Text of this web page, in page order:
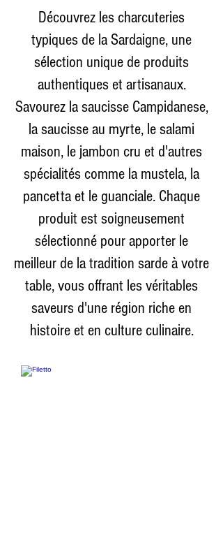
Découvrez les charcuteries
typiques de la Sardaigne, une
sélection unique de produits
authentiques et artisanaux.
Savourez la saucisse Campidanese,
la saucisse au myrte, le salami
maison, le jambon cru et d'autres
spécialités comme la mustela, la
pancetta et le guanciale. Chaque
produit est soigneusement
sélectionné pour apporter le
meilleur de la tradition sarde à votre
table, vous offrant les véritables
saveurs d'une région riche en
histoire et en culture culinaire.